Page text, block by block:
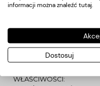
doskonale sprawdzi się w
3 ‒ średni chłodny róż
4 ‒ średni malinowy róż
5 ‒ średni róż, wpadający
WŁAŚCIWOŚCI:
informacji można znaleźć tutaj
Dostosuj